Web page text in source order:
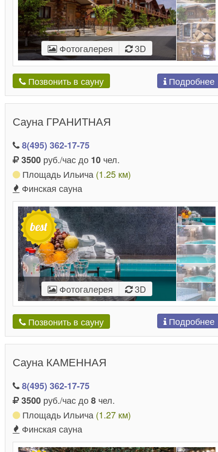
Фотогалерея 3D
Позвонить в сауну Подробнее
Сауна ГРАНИТНАЯ
8(495) 362-17-75
3500 руб./час до 10 чел.
Площадь Ильича (1.25 км)
Финская сауна
Фотогалерея 3D
Позвонить в сауну Подробнее
Сауна КАМЕННАЯ
8(495) 362-17-75
3500 руб./час до8 чел.
Площадь Ильича (1.27 км)
Финская сауна